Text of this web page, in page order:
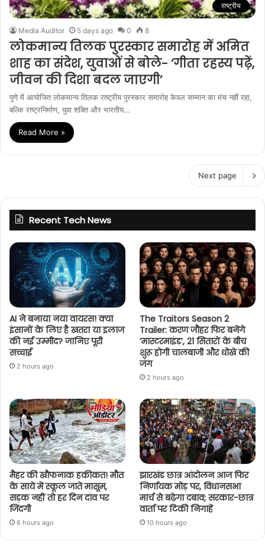
राष्ट्रीय
Media Auditor 5 days ago 0 8
लोकमान्य तिलक पुरस्कार समारोह में अमित
शाह का संदेश, युवाओं से बोले- ‘गीता रहस्य पढ़ें,
जीवन की दिशा बदल जाएगी’
पुणे में आयोजित लोकमान्य तिलक राष्ट्रीय पुरस्कार समारोह केवल सम्मान का मंच नहीं रहा,
बल्कि राष्ट्रनिर्माण, युवा शक्ति और भारतीय…
Read More »
Next page
Recent Tech News
AI ने बनाया नया वायरस! क्या
इंसानों के लिए है खतरा या इलाज
की नई उम्मीद? जानिए पूरी
सच्चाई
2 hours ago
The Traitors Season 2
Trailer: करण जौहर फिर बनेंगे
‘मास्टरमाइंड’, 21 सितारों के बीच
शुरू होगी चालबाजी और धोखे की
जंग
2 hours ago
मैहर की खौफनाक हकीकत! मौत
के साये में स्कूल जाते मासूम,
सड़क नहीं तो हर दिन दांव पर
जिंदगी
6 hours ago
झारखंड छात्र आंदोलन आज फिर
निर्णायक मोड़ पर, विधानसभा
मार्च से बढ़ेगा दबाव; सरकार-छात्र
वार्ता पर टिकी निगाहें
10 hours ago